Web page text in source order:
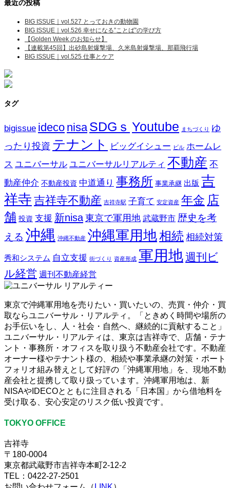
最近の投稿
BIG ISSUE｜vol.527 とっておきの動物園
BIG ISSUE｜vol.526 幸せになる”ことば”の学び方
【Golden Week のお知らせ】
【連載第45回】出砂島射爆撃場、久米島射爆撃場、那覇飛行場
BIG ISSUE｜vol.525 仕事とケア
タグ
bigissue ideco nisa SDGｓ Youtube まちづくり ゆ
ったり投資 テナント ビッグイシュー ビル ホームレ
ス ユニバーサル ユニバーサルリアルティ 不動産 不
動産仲介 不動産投資 中道通り 事務所 事業承継 出版 吉
祥寺 吉祥寺不動産 吉祥寺駅 子育て 安定資産 年金 店
舗 投資 支援 新nisa 東京で軍用地 武蔵野市 歴史を考
える 沖縄 沖縄不動産 沖縄軍用地相続 相続対策
秀和システム 自立支援 街づくり 資産形成 軍用地週刊ビ
ル経営 週刊不動産経営
東京で沖縄軍用地を売りたい・買いたいの、売買・仲介・買
取ならユニバーサル・リアルティ。「ときめく時間や場所の
お手伝いをし、人・社会・自然へ、継続的に貢献すること」
ユニバーサル・リアルティは、東京は吉祥寺で、店舗・テナ
ント・事務所・オフィスを取り扱う不動産会社です。不動産
オーナー様やテナント様の、相続や事業承継の対策・ポート
フォリオ組み替えとして好評の「沖縄軍用地」を、現地不動
産会社と提携して取り扱っています。沖縄軍用地は、新
NISAやIDECOとともに注目される「日本国」から借地料を
受け取る、安心安定のリスク低い投資です。
TOKYO OFFICE
吉祥寺
〒180-0004
東京都武蔵野市吉祥寺本町2-12-2
TEL：0422-27-2501